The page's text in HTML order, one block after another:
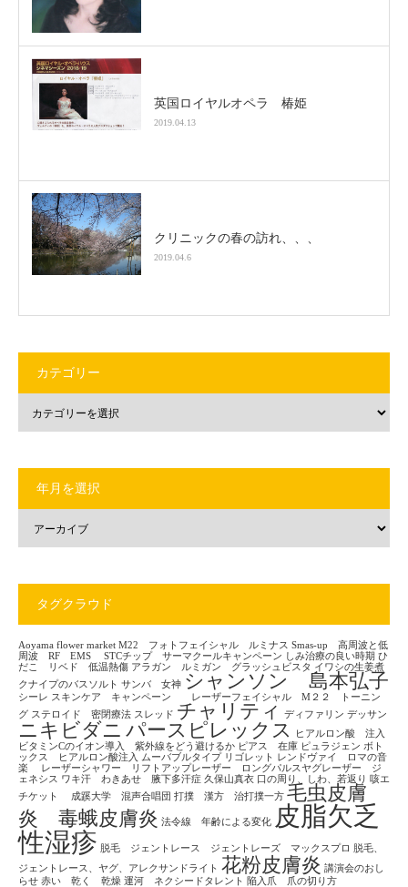
英国ロイヤルオペラ 椿姫
2019.04.13
クリニックの春の訪れ、、、
2019.04.6
カテゴリー
年月を選択
タグクラウド
Aoyama flower market M22 フォトフェイシャル ルミナス Smas-up 高周波と低
周波 RF EMS
STCチップ サーマクールキャンペーン しみ治療の良い時期 ひ
だこ リベド 低温熱傷 アラガン ルミガン グラッシュビスタ イワシの生姜煮
クナイプのバスソルト サンバ 女神 シャンソン 島本弘子
シーレ スキンケア キャンペーン レーザーフェイシャル M２２ トーニン
グ ステロイド 密閉療法 スレッド チャリティ ディファリン デッサン
ニキビダニ パースピレックス
ヒアルロン酸 注入
ビタミンCのイオン導入 紫外線をどう避けるか ピアス 在庫 ピュラジェン ボト
ックス ヒアルロン酸注入
ムーバブルタイプ リゴレット レンドヴァイ ロマの音
楽
レーザーシャワー リフトアップレーザー ロングパルスヤグレーザー ジ
ェネシス ワキ汗 わきあせ 腋下多汗症 久保山真衣 口の周り、しわ、若返り 咳エ
チケット
成蹊大学 混声合唱団 打撲 漢方 治打撲一方 毛虫皮膚
炎 毒蛾皮膚炎 法令線 年齢による変化
皮脂欠乏
性湿疹 脱毛 ジェントレース ジェントレーズ マックスプロ
脱毛、
ジェントレース、ヤグ、アレクサンドライト 花粉皮膚炎 講演会のおし
らせ 赤い 乾く 乾燥 運河 ネクシードタレント 陥入爪 爪の切り方